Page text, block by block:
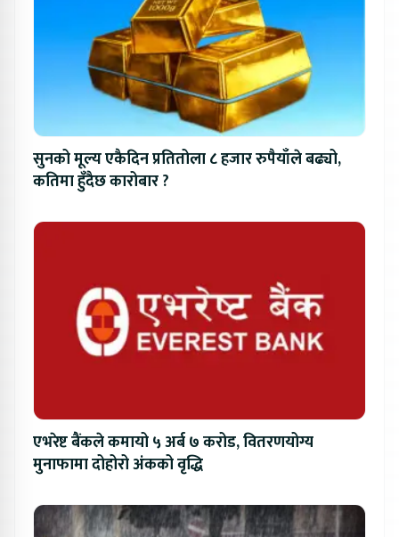
सुनको मूल्य एकैदिन प्रतितोला ८ हजार रुपैयाँले बढ्यो,
कतिमा हुँदैछ कारोबार ?
एभरेष्ट बैंकले कमायो ५ अर्ब ७ करोड, वितरणयोग्य
मुनाफामा दोहोरो अंकको वृद्धि